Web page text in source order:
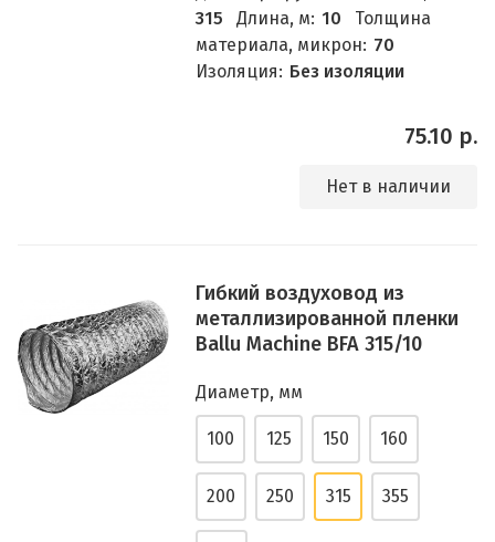
315
Длина, м: 10
Толщина
материала, микрон: 70
Изоляция: Без изоляции
75.10 р.
Нет в наличии
Гибкий воздуховод из
металлизированной пленки
Ballu Machine BFA 315/10
Диаметр, мм
100 125 150 160
200 250 315 355